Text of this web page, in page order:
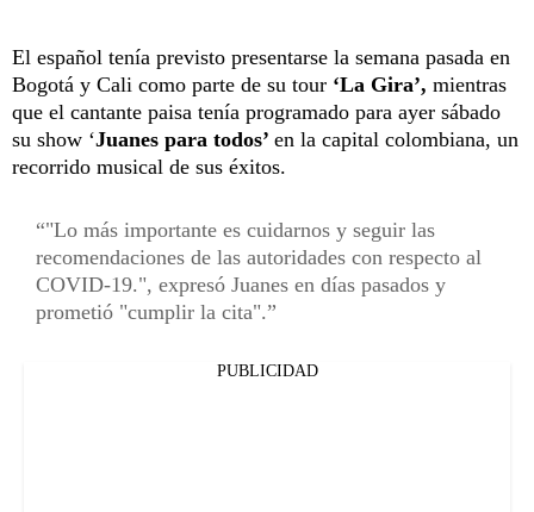
El español tenía previsto presentarse la semana pasada en
Bogotá y Cali como parte de su tour ‘La Gira’, mientras
que el cantante paisa tenía programado para ayer sábado
su show ‘Juanes para todos’ en la capital colombiana, un
recorrido musical de sus éxitos.
"Lo más importante es cuidarnos y seguir las
recomendaciones de las autoridades con respecto al
COVID-19.", expresó Juanes en días pasados y
prometió "cumplir la cita".
PUBLICIDAD